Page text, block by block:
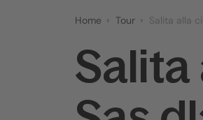
Home Tour Salita alla
Salita